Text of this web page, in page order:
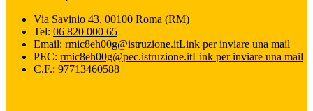
Via Savinio 43, 00100 Roma (RM)
Tel: 06 820 000 65
Email: rmic8eh00g@istruzione.itLink per inviare una mail
PEC: rmic8eh00g@pec.istruzione.itLink per inviare una mail
C.F.: 97713460588